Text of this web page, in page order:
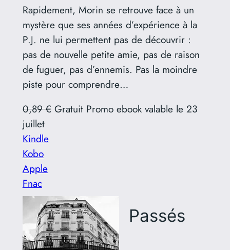
Rapidement, Morin se retrouve face à un
mystère que ses années d’expérience à la
P.J. ne lui permettent pas de découvrir :
pas de nouvelle petite amie, pas de raison
de fuguer, pas d’ennemis. Pas la moindre
piste pour comprendre…
0,89 €Gratuit Promo ebook valable le 23
juillet
Kindle
Kobo
Apple
Fnac
Passés